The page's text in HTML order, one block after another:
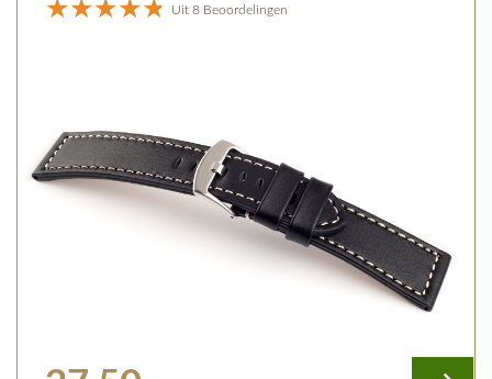
Uit 8 Beoordelingen